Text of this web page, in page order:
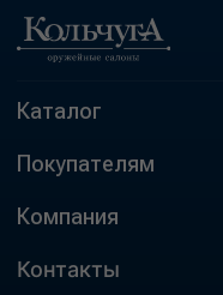
Каталог
Покупателям
Компания
Контакты